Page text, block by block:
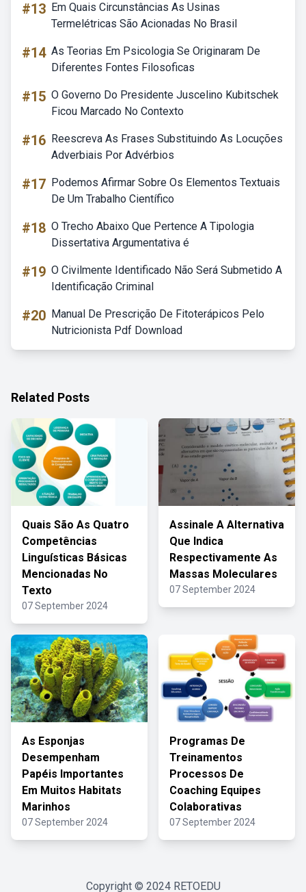
#13 Em Quais Circunstâncias As Usinas
Termelétricas São Acionadas No Brasil
#14 As Teorias Em Psicologia Se Originaram De
Diferentes Fontes Filosoficas
#15 O Governo Do Presidente Juscelino Kubitschek
Ficou Marcado No Contexto
#16 Reescreva As Frases Substituindo As Locuções
Adverbiais Por Advérbios
#17 Podemos Afirmar Sobre Os Elementos Textuais
De Um Trabalho Científico
#18 O Trecho Abaixo Que Pertence A Tipologia
Dissertativa Argumentativa é
#19 O Civilmente Identificado Não Será Submetido A
Identificação Criminal
#20 Manual De Prescrição De Fitoterápicos Pelo
Nutricionista Pdf Download
Related Posts
Quais São As Quatro
Competências
Linguísticas Básicas
Mencionadas No
Texto
07 September 2024
Assinale A Alternativa
Que Indica
Respectivamente As
Massas Moleculares
07 September 2024
As Esponjas
Desempenham
Papéis Importantes
Em Muitos Habitats
Marinhos
07 September 2024
Programas De
Treinamentos
Processos De
Coaching Equipes
Colaborativas
07 September 2024
Copyright © 2024 RETOEDU